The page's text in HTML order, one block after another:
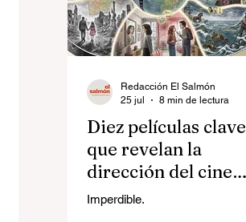
Diez películas clave
que revelan la
dirección del cine
contemporáneo
Imperdible.
Redacción El Salmón
25 jul
8 min de lectura